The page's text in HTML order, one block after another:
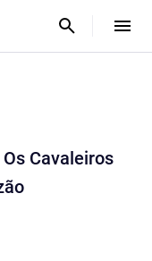
Cavaleiros